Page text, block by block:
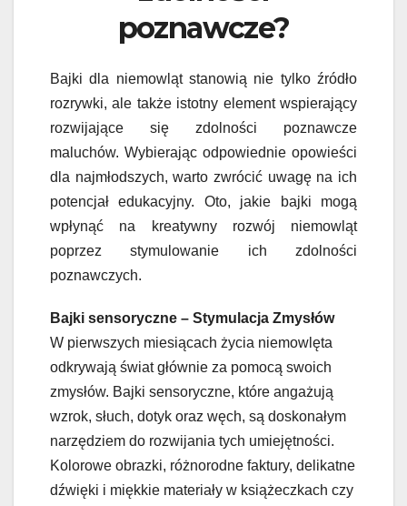
poznawcze?
Bajki dla niemowląt stanowią nie tylko źródło
rozrywki, ale także istotny element wspierający
rozwijające się zdolności poznawcze
maluchów. Wybierając odpowiednie opowieści
dla najmłodszych, warto zwrócić uwagę na ich
potencjał edukacyjny. Oto, jakie bajki mogą
wpłynąć na kreatywny rozwój niemowląt
poprzez stymulowanie ich zdolności
poznawczych.
Bajki sensoryczne – Stymulacja Zmysłów
W pierwszych miesiącach życia niemowlęta
odkrywają świat głównie za pomocą swoich
zmysłów. Bajki sensoryczne, które angażują
wzrok, słuch, dotyk oraz węch, są doskonałym
narzędziem do rozwijania tych umiejętności.
Kolorowe obrazki, różnorodne faktury, delikatne
dźwięki i miękkie materiały w książeczkach czy